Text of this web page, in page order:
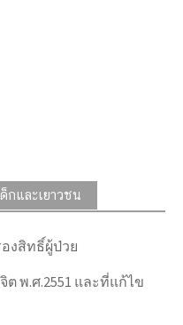
กและเยาวชน
งสิทธิ์ผู้ป่วย
พ.ศ.2551 และที่แก้ไข